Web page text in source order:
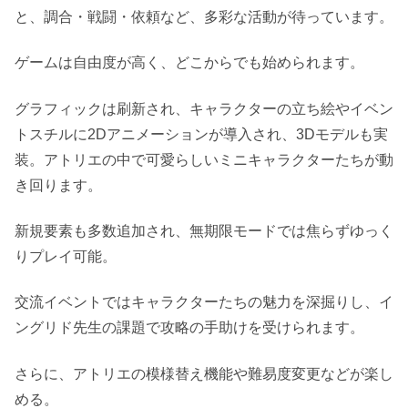
と、調合・戦闘・依頼など、多彩な活動が待っています。
ゲームは自由度が高く、どこからでも始められます。
グラフィックは刷新され、キャラクターの立ち絵やイベン
トスチルに2Dアニメーションが導入され、3Dモデルも実
装。アトリエの中で可愛らしいミニキャラクターたちが動
き回ります。
新規要素も多数追加され、無期限モードでは焦らずゆっく
りプレイ可能。
交流イベントではキャラクターたちの魅力を深掘りし、イ
ングリド先生の課題で攻略の手助けを受けられます。
さらに、アトリエの模様替え機能や難易度変更などが楽し
める。